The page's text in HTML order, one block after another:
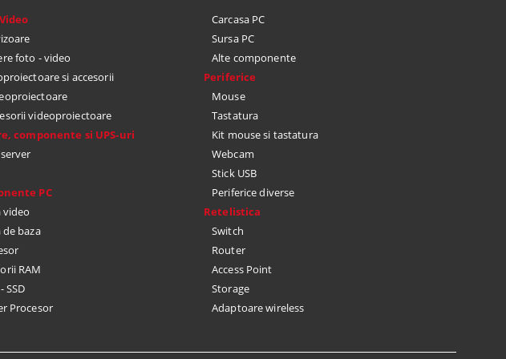
foto - video
si accesorii
videoproiectoare
componente si UPS-uri
PC
video
de baza
RAM
SSD
Procesor
Carcasa PC
Sursa PC
Alte componente
Periferice
Mouse
Tastatura
Kit mouse si tastatura
Webcam
Stick USB
Periferice diverse
Retelistica
Switch
Router
Access Point
Storage
Adaptoare wireless